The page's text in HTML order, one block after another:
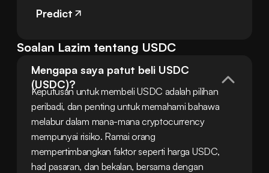
Predict
Soalan Lazim tentang USDC
Mengapa saya patut beli USDC
(USDC)?
Keputusan untuk membeli USDC adalah pilihan
peribadi, dan penting untuk memahami bahawa
melabur dalam mana-mana cryptocurrency
mempunyai risiko. Ramai orang
mempertimbangkan faktor seperti harga USDC,
had pasaran, dan bekalan, bersama dengan